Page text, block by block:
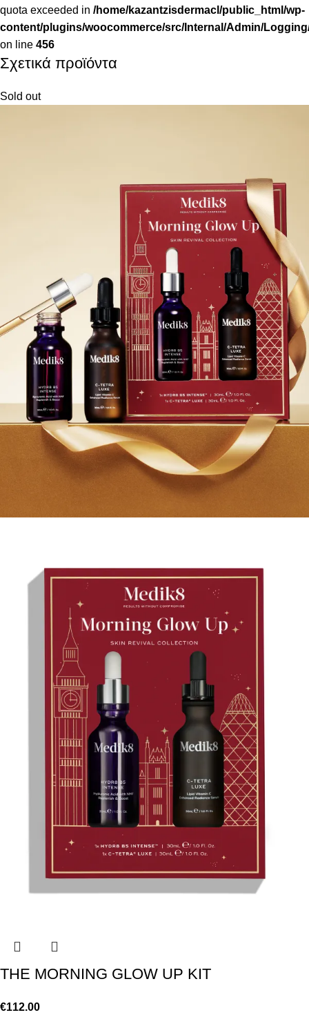
quota exceeded in /home/kazantzisdermacl/public_html/wp-
content/plugins/woocommerce/src/Internal/Admin/
on line 456
Σχετικά προϊόντα
Sold out
ΤΗΕ MORNING GLOW UP KIT
€112.00